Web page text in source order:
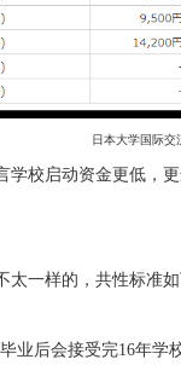
日本大学国际交
学校启动资金更低，
太一样的，共性标准
业后会接受完16年